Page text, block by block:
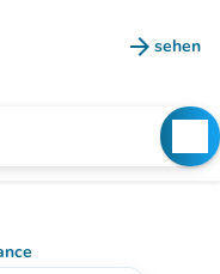
arrow_forward sehen
(new